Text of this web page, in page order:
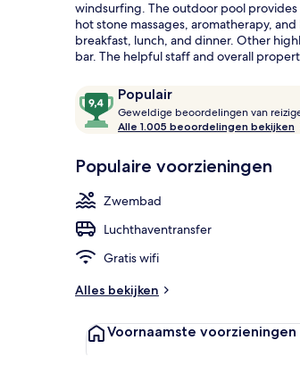
windsurfing. The outdoor pool
hot stone massages, aromatherapy,
breakfast, lunch, and dinner. Other
bar. The helpful staff and overall
Beoordelingen
Populair
9,4
van
10,
Geweldige beoordelingen van
Alle 1.005 beoordelingen bekijken
Populaire voorzieningen
Zwembad
Luchthaventransfer
Gratis wifi
Alles bekijken
Voornaamste voorzieningen